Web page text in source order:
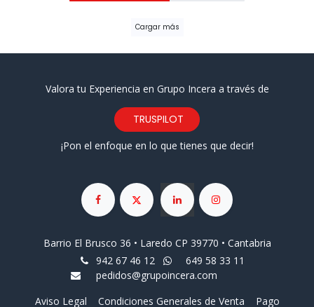
Cargar más
Valora tu Experiencia en Grupo Incera a través de
TRUSPILOT
¡Pon el enfoque en lo que tienes que decir!
Barrio El Brusco 36 • Laredo CP 39770 • Cantabria
942 67 46 12
649 58 33 11
pedidos@grupoincera.com
Aviso Legal
Condiciones Generales de Venta Pago